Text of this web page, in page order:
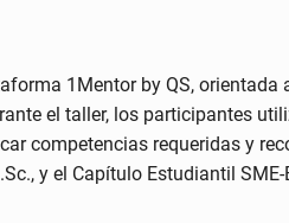
1Mentor by QS,
el taller, los participantes
competencias requeridas y
y el Capítulo Estudiantil SME-